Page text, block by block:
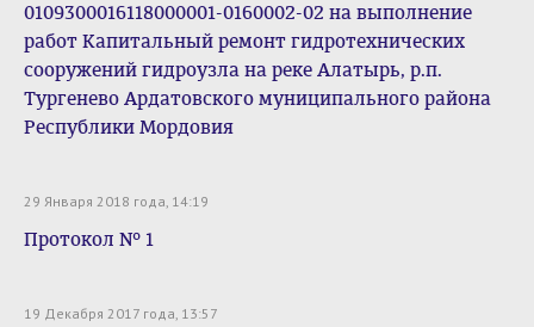
0109300016118000001-0160002-02 на выполнение
работ Капитальный ремонт гидротехнических
сооружений гидроузла на реке Алатырь, р.п.
Тургенево Ардатовского муниципального района
Республики Мордовия
29 Января 2018 года, 14:19
Протокол № 1
19 Декабря 2017 года, 13:57